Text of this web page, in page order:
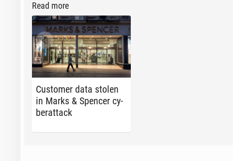
Read more
Cus­tomer data stolen
in Marks & Spencer cy­
ber­at­tack